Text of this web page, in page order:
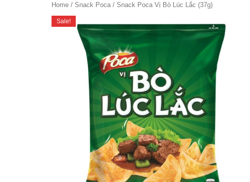
Home / Snack Poca / Snack Poca Vị Bò Lúc Lắc (37g)
Sale!